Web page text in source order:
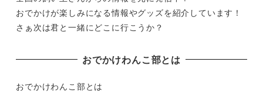
おでかけが楽しみになる情報やグッズを紹介しています！
さぁ次は君と一緒にどこに行こうか？
おでかけわんこ部とは
おでかけわんこ部とは